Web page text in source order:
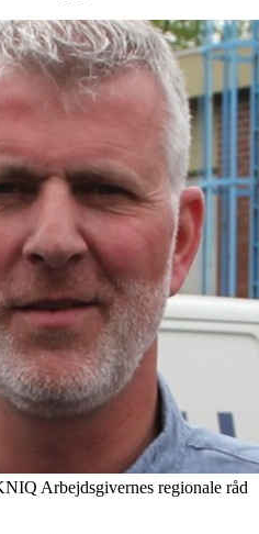
Arbejdsgivernes regionale råd